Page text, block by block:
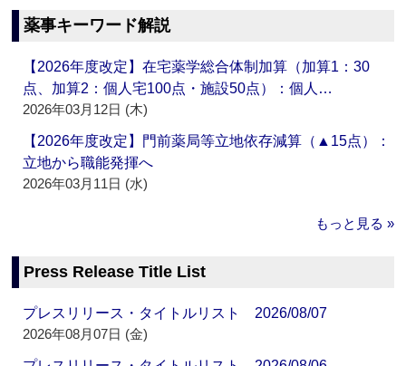
薬事キーワード解説
【2026年度改定】在宅薬学総合体制加算（加算1：30
点、加算2：個人宅100点・施設50点）：個人…
2026年03月12日 (木)
【2026年度改定】門前薬局等立地依存減算（▲15点）：
立地から職能発揮へ
2026年03月11日 (水)
もっと見る »
Press Release Title List
プレスリリース・タイトルリスト 2026/08/07
2026年08月07日 (金)